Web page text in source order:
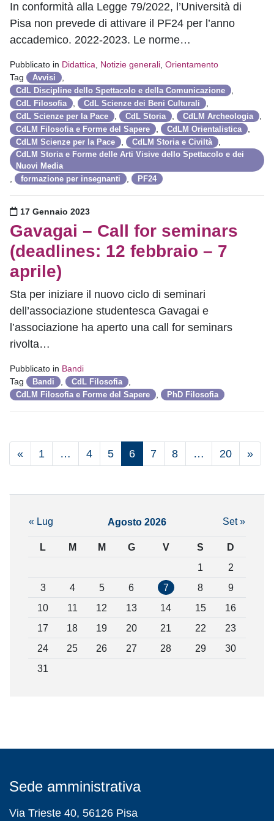
In conformità alla Legge 79/2022, l’Università di
Pisa non prevede di attivare il PF24 per l’anno
accademico. 2022-2023. Le norme…
Pubblicato in Didattica Notizie generali Orientamento
Tag
Avvisi
CdL Discipline dello Spettacolo e della Comunicazione
CdL Filosofia CdL Scienze dei Beni Culturali
CdL Scienze per la Pace CdL Storia CdLM Archeologia
CdLM Filosofia e Forme del Sapere CdLM Orientalistica
CdLM Scienze per la Pace CdLM Storia e Civiltà
CdLM Storia e Forme delle Arti Visive dello Spettacolo e dei
Nuovi Media
formazione per insegnanti PF24
Pubblicato il
17 Gennaio 2023
Gavagai – Call for seminars
(deadlines: 12 febbraio – 7
aprile)
Sta per iniziare il nuovo ciclo di seminari
dell’associazione studentesca Gavagai e
l’associazione ha aperto una call for seminars
rivolta…
Pubblicato in Bandi
Tag
Bandi CdL Filosofia
CdLM Filosofia e Forme del Sapere PhD Filosofia
« 1 … 4 5 6 7 8 … 20 »
Agosto 2026
L M M G V S D
« Lug Set »
1
2
3
4 5 6 7 8
9
10
11 12 13 14 15
16
17
18 19 20 21 22
23
24
25 26 27 28 29
30
31
Sede amministrativa
Via Trieste 40, 56126 Pisa